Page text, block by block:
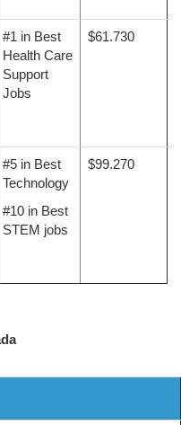
#1 in Best
Health Care
Support
Jobs
$61.730
#5 in Best
Technology
#10 in Best
STEM jobs
$99.270